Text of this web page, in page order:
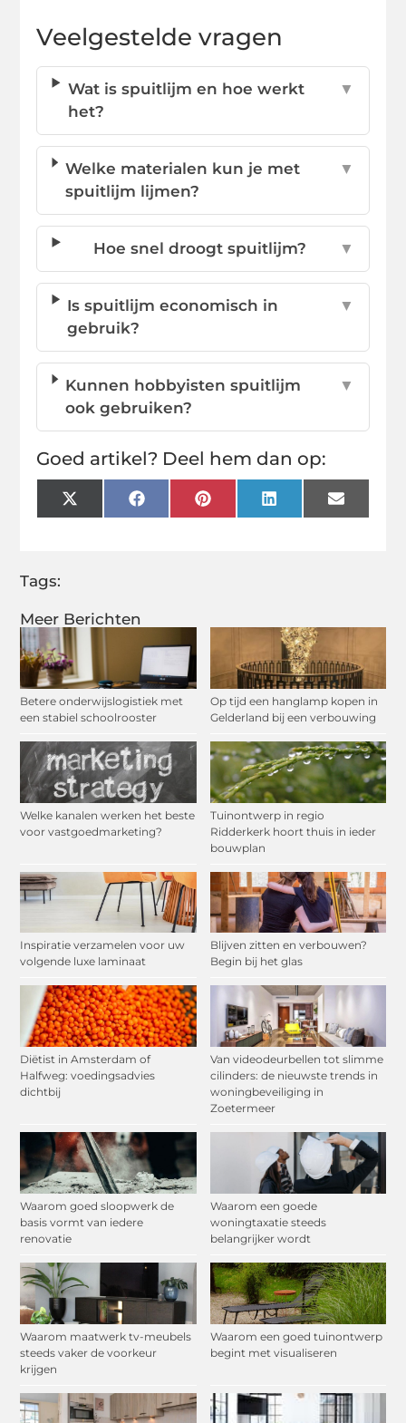
Meer Berichten
Betere onderwijslogistiek met
een stabiel schoolrooster
Op tijd een hanglamp kopen in
Gelderland bij een verbouwing
Welke kanalen werken het beste
voor vastgoedmarketing?
Tuinontwerp in regio
Ridderkerk hoort thuis in ieder
bouwplan
Inspiratie verzamelen voor uw
volgende luxe laminaat
Blijven zitten en verbouwen?
Begin bij het glas
Diëtist in Amsterdam of
Halfweg: voedingsadvies
dichtbij
Van videodeurbellen tot slimme
cilinders: de nieuwste trends in
woningbeveiliging in
Zoetermeer
Waarom goed sloopwerk de
basis vormt van iedere
renovatie
Waarom een goede
woningtaxatie steeds
belangrijker wordt
Waarom maatwerk tv-meubels
steeds vaker de voorkeur
krijgen
Waarom een goed tuinontwerp
begint met visualiseren
Veelgestelde vragen
Wat is spuitlijm en hoe werkt
het?
▼
Welke materialen kun je met
spuitlijm lijmen?
▼
Hoe snel droogt spuitlijm? ▼
Is spuitlijm economisch in
gebruik?
▼
Kunnen hobbyisten spuitlijm
ook gebruiken?
▼
Goed artikel? Deel hem dan op:
X
(Twitter)
FacebookPinterestLinkedInEmail
Tags: